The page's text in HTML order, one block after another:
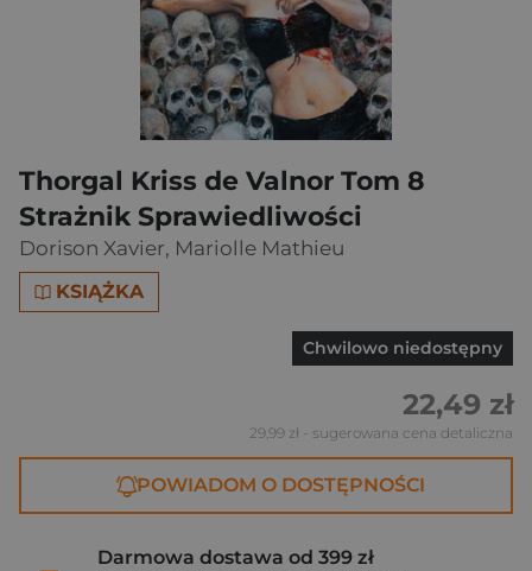
Thorgal Kriss de Valnor Tom 8
Strażnik Sprawiedliwości
Dorison Xavier, Mariolle Mathieu
KSIĄŻKA
Chwilowo niedostępny
22,49 zł
29,99 zł - sugerowana cena detaliczna
POWIADOM O DOSTĘPNOŚCI
Darmowa dostawa od 399 zł